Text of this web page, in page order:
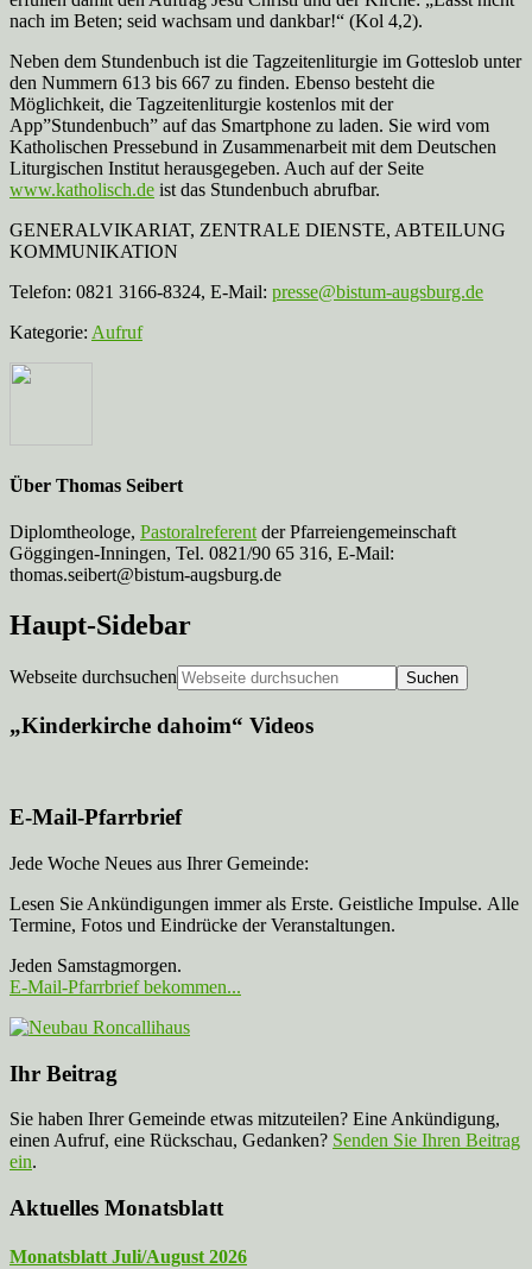
nach im Beten; seid wachsam und dankbar!“ (Kol 4,2).
Neben dem Stundenbuch ist die Tagzeitenliturgie im Gotteslob unter
den Nummern 613 bis 667 zu finden. Ebenso besteht die
Möglichkeit, die Tagzeitenliturgie kostenlos mit der
App”Stundenbuch” auf das Smartphone zu laden. Sie wird vom
Katholischen Pressebund in Zusammenarbeit mit dem Deutschen
Liturgischen Institut herausgegeben. Auch auf der Seite
www.katholisch.de ist das Stundenbuch abrufbar.
GENERALVIKARIAT, ZENTRALE DIENSTE, ABTEILUNG
KOMMUNIKATION
Telefon: 0821 3166-8324, E-Mail: presse@bistum-augsburg.de
Kategorie: Aufruf
Über Thomas Seibert
Diplomtheologe, Pastoralreferent der Pfarreiengemeinschaft
Göggingen-Inningen, Tel. 0821/90 65 316, E-Mail:
thomas.seibert@bistum-augsburg.de
Haupt-Sidebar
Webseite durchsuchen
„Kinderkirche dahoim“ Videos
E-Mail-Pfarrbrief
Jede Woche Neues aus Ihrer Gemeinde:
Lesen Sie Ankündigungen immer als Erste. Geistliche Impulse. Alle
Termine, Fotos und Eindrücke der Veranstaltungen.
Jeden Samstagmorgen.
E-Mail-Pfarrbrief bekommen...
Ihr Beitrag
Sie haben Ihrer Gemeinde etwas mitzuteilen? Eine Ankündigung,
einen Aufruf, eine Rückschau, Gedanken? Senden Sie Ihren Beitrag
ein.
Aktuelles Monatsblatt
Monatsblatt Juli/August 2026